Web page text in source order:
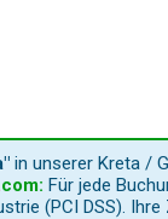
in unserer Kreta /
com: Für jede
(PCI DSS).